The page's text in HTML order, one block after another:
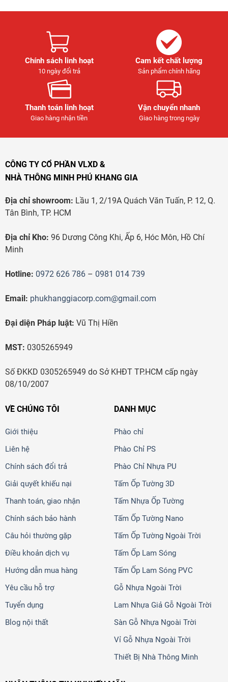
Chính sách linh hoạt
10 ngày đổi trả
Cam kết chất lượng
Sản phẩm chính hãng
Thanh toán linh hoạt
Giao hàng nhận tiền
Vận chuyển nhanh
Giao hàng trong ngày
CÔNG TY CỔ PHẦN VLXD &
NHÀ THÔNG MINH PHÚ KHANG GIA
Địa chỉ showroom: Lầu 1, 2/19A Quách Văn Tuấn, P. 12, Q.
Tân Bình, TP. HCM
Địa chỉ Kho: 96 Dương Công Khi, Ấp 6, Hóc Môn, Hồ Chí
Minh
Hotline: 0972 626 786 – 0981 014 739
Email: phukhanggiacorp.com@gmail.com
Đại diện Pháp luật: Vũ Thị Hiền
MST: 0305265949
Số ĐKKD 0305265949 do Sở KHĐT TP.HCM cấp ngày
08/10/2007
VỀ CHÚNG TÔI
Giới thiệu
Liên hệ
Chính sách đổi trả
Giải quyết khiếu nại
Thanh toán, giao nhận
Chính sách bảo hành
Câu hỏi thường gặp
Điều khoản dịch vụ
Hướng dẫn mua hàng
Yêu cầu hỗ trợ
Tuyển dụng
Blog nội thất
DANH MỤC
Phào chỉ
Phào Chỉ PS
Phào Chỉ Nhựa PU
Tấm Ốp Tường 3D
Tấm Nhựa Ốp Tường
Tấm Ốp Tường Nano
Tấm Ốp Tường Ngoài Trời
Tấm Ốp Lam Sóng
Tấm Ốp Lam Sóng PVC
Gỗ Nhựa Ngoài Trời
Lam Nhựa Giả Gỗ Ngoài Trời
Sàn Gỗ Nhựa Ngoài Trời
Vỉ Gỗ Nhựa Ngoài Trời
Thiết Bị Nhà Thông Minh